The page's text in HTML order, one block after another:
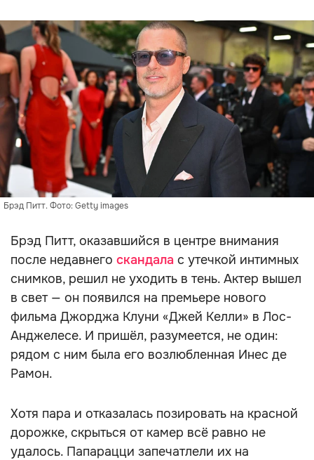
Брэд Питт. Фото: Getty images
Брэд Питт, оказавшийся в центре внимания
после недавнего скандала с утечкой интимных
снимков, решил не уходить в тень. Актер вышел
в свет — он появился на премьере нового
фильма Джорджа Клуни «Джей Келли» в Лос-
Анджелесе. И пришёл, разумеется, не один:
рядом с ним была его возлюбленная Инес де
Рамон.
Хотя пара и отказалась позировать на красной
дорожке, скрыться от камер всё равно не
удалось. Папарацци запечатлели их на